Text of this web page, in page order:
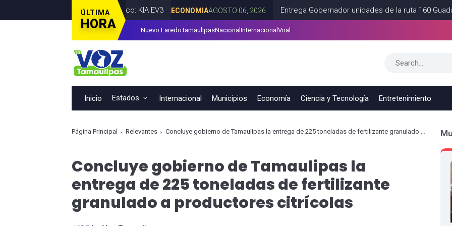
ÚLTIMA
HORA
primer vehículo eléctrico: KIA EV3 ECONOMIAAGOSTO 06, 2026 Entrega Gobernador unidades de la ruta 160 Guadalupe-
Byron Cavazos facilitar la presentación de iniciativas ciudadanas en Tamaulipas CD VICTORIA
Nuevo LaredoTamaulipasNacional Internacional Viral
Inicio Estados Internacional Municipios Economía Ciencia y Tecnología Entretenimiento
Página Principal Relevantes Concluye gobierno de Tamaulipas la entrega de 225 toneladas de fertilizante granulado a productores citrícolas
Concluye gobierno de Tamaulipas la
entrega de 225 toneladas de fertilizante
granulado a productores citrícolas